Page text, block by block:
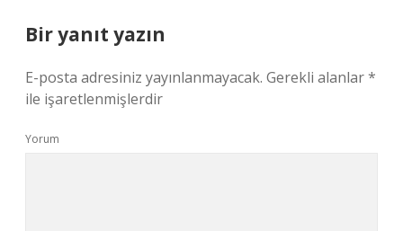
Bir yanıt yazın
E-posta adresiniz yayınlanmayacak. Gerekli alanlar*
ile işaretlenmişlerdir
Yorum